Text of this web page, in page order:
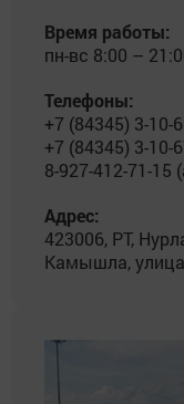
Время работы:
пн-вс 8:00 –
Телефоны:
+7 (84345) 3-10-
+7 (84345) 3-10-
8-927-412-71-15
Адрес:
423006, РТ,
Камышла,